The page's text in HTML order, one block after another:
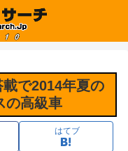
で2014年夏の
の高級車
はてブ